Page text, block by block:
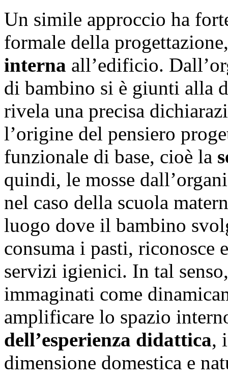
Un simile approccio ha
formale della
interna all’edificio.
di bambino si è giunti alla
rivela una precisa
l’origine del pensiero
funzionale di base, cioè la
quindi, le mosse
nel caso della scuola
luogo dove il bambino
consuma i pasti,
servizi igienici. In tal
immaginati come
amplificare lo spazio
dell’esperienza didattica,
dimensione domestica e